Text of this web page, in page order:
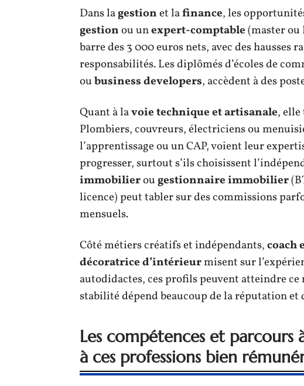
Dans lagestionet lafinance, les
gestionou unexpert-comptable(master ou
barre des 3 000 euros nets, avec des hausses
responsabilités. Les diplômés d’écoles de
oubusiness developers, accèdent à des
Quant à lavoie technique et artisanale,
Plombiers, couvreurs, électriciens ou
l’apprentissage ou un CAP, voient leur
progresser, surtout s’ils choisissent
immobilierougestionnaire immobilier
licence) peut tabler sur des commissions
mensuels.
Côté métiers créatifs et indépendants,coach
décoratrice d’intérieurmisent sur
autodidactes, ces profils peuvent atteindre
stabilité dépend beaucoup de la réputation et
Les compétences et
à ces professions bien